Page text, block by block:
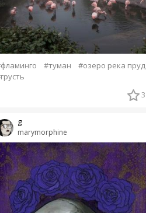
#туман
#озеро река пруд
3
marymorphine
g